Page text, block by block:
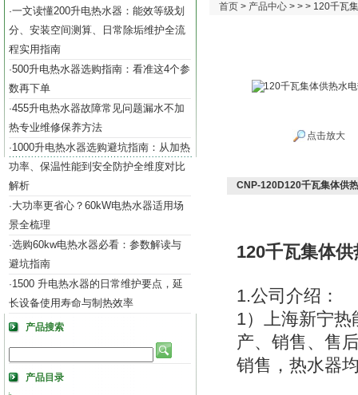
·一文读懂200升电热水器：能效等级划
分、安装空间测算、日常除垢维护全流
程实用指南
·500升电热水器选购指南：看准这4个参
数再下单
·455升电热水器故障常见问题漏水不加
热专业维修保养方法
·1000升电热水器选购避坑指南：从加热
功率、保温性能到安全防护全维度对比
解析
·大功率更省心？60kW电热水器适用场
景全梳理
·选购60kw电热水器必看：参数解读与
避坑指南
·1500 升电热水器的日常维护要点，延
长设备使用寿命与制热效率
产品搜索
产品目录
首页 > 产品中心 > > > 120千瓦
点击放大
CNP-120D120千瓦集体供
120千瓦集体
1.公司介绍：
1）上海新宁
产、销售、售
销售，热水器